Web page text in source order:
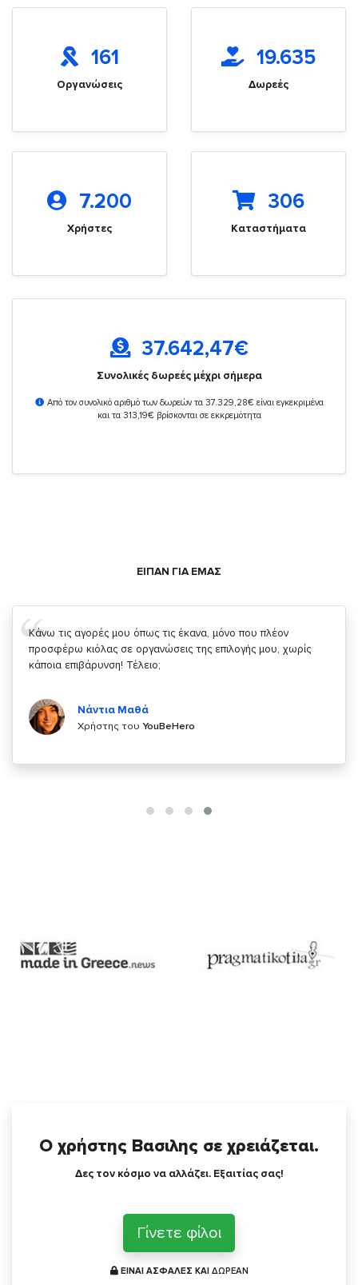
161
Οργανώσεις
19.635
Δωρεές
7.200
Χρήστες
306
Καταστήματα
37.642,47€
Συνολικές δωρεές μέχρι σήμερα
Από τον συνολικό αριθμό των δωρεών τα 37.329,28€ είναι εγκεκριμένα
και τα 313,19€ βρίσκονται σε εκκρεμότητα
ΕΙΠΑΝ ΓΙΑ ΕΜΑΣ
Σας ευχαριστώ που μας δίνετε την δυνατότητα να κάνουμε
κάτι!
Χρήστης τουYouBeHero
Ο χρήστης Βασιλης σε χρειάζεται.
Δες τον κόσμο να αλλάζει. Εξαιτίας σας!
Γίνετε φίλοι
ΕΙΝΑΙ ΑΣΦΑΛΕΣ ΚΑΙ ΔΩΡΕΑΝ